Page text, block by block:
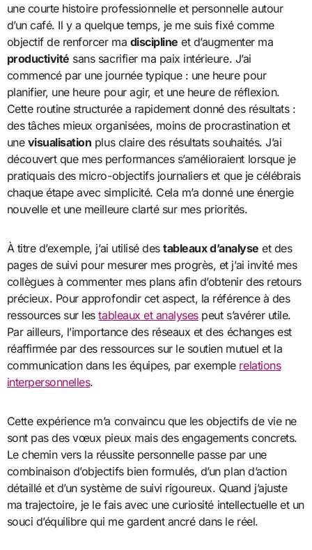
une courte histoire professionnelle et personnelle autour
d’un café. Il y a quelque temps, je me suis fixé comme
objectif de renforcer ma discipline et d’augmenter ma
productivité sans sacrifier ma paix intérieure. J’ai
commencé par une journée typique : une heure pour
planifier, une heure pour agir, et une heure de réflexion.
Cette routine structurée a rapidement donné des résultats :
des tâches mieux organisées, moins de procrastination et
une visualisation plus claire des résultats souhaités. J’ai
découvert que mes performances s’amélioraient lorsque je
pratiquais des micro-objectifs journaliers et que je célébrais
chaque étape avec simplicité. Cela m’a donné une énergie
nouvelle et une meilleure clarté sur mes priorités.
À titre d’exemple, j’ai utilisé destableaux d’analyse et des
pages de suivi pour mesurer mes progrès, et j’ai invité mes
collègues à commenter mes plans afin d’obtenir des retours
précieux. Pour approfondir cet aspect, la référence à des
ressources sur lestableaux et analysespeut s’avérer utile.
Par ailleurs, l’importance des réseaux et des échanges est
réaffirmée par des ressources sur le soutien mutuel et la
communication dans les équipes, par exemple relations
interpersonnelles.
Cette expérience m’a convaincu que les objectifs de vie ne
sont pas des vœux pieux mais des engagements concrets.
Le chemin vers la réussite personnelle passe par une
combinaison d’objectifs bien formulés, d’un plan d’action
détaillé et d’un système de suivi rigoureux. Quand j’ajuste
ma trajectoire, je le fais avec une curiosité intellectuelle et un
souci d’équilibre qui me gardent ancré dans le réel.